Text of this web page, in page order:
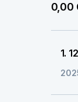
0,00
1.